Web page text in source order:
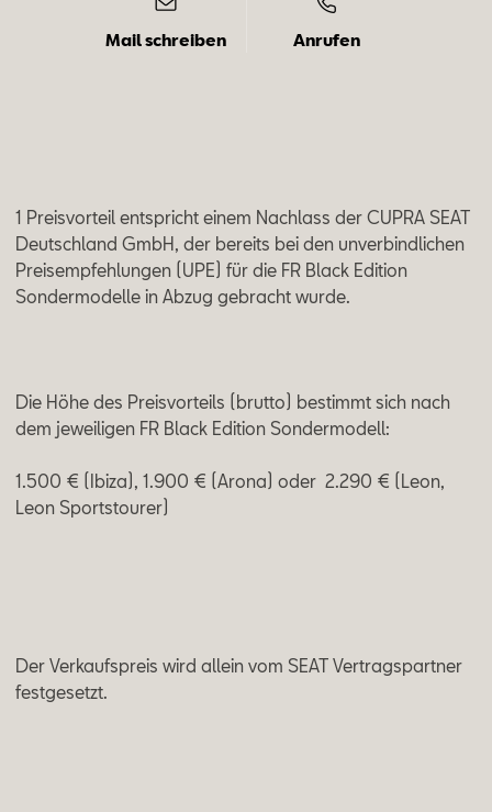
Mail schreiben Anrufen
1 Preisvorteil entspricht einem Nachlass der CUPRA SEAT
Deutschland GmbH, der bereits bei den unverbindlichen
Preisempfehlungen (UPE) für die FR Black Edition
Sondermodelle in Abzug gebracht wurde.
Die Höhe des Preisvorteils (brutto) bestimmt sich nach
dem jeweiligen FR Black Edition Sondermodell:
1.500 € (Ibiza), 1.900 € (Arona) oder 2.290 € (Leon,
Leon Sportstourer)
Der Verkaufspreis wird allein vom SEAT Vertragspartner
festgesetzt.